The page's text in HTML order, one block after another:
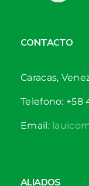
CONTACTO
Caracas,
Telefono: +58
Email:
ALIADOS